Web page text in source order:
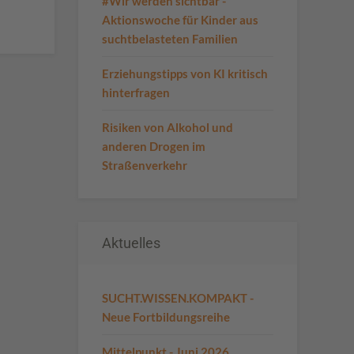
Aktionswoche für Kinder aus
suchtbelasteten Familien
Erziehungstipps von KI kritisch
hinterfragen
Risiken von Alkohol und
anderen Drogen im
Straßenverkehr
Aktuelles
SUCHT.WISSEN.KOMPAKT -
Neue Fortbildungsreihe